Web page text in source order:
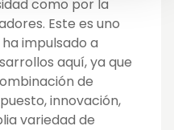
como por la
Este es uno
impulsado a
aquí, ya que
de
innovación,
variedad de